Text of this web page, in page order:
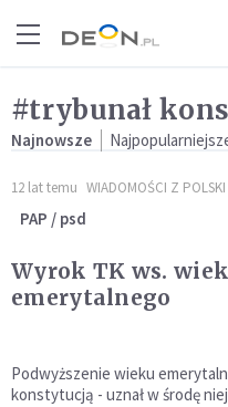
#trybunał
Najnowsze
12 lat temu WIADOMOŚCI Z POLSKI
PAP / psd
Wyrok TK ws.
emerytalnego
Podwyższenie wieku
konstytucją - uznał w środę